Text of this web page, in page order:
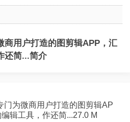
商用户打造的图剪辑APP，汇
还简...简介
门为微商用户打造的图剪辑AP
辑工具，作还简...27.0 M